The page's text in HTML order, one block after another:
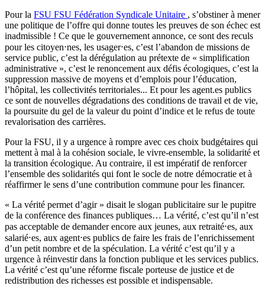
Pour la FSU FSU Fédération Syndicale Unitaire , s’obstiner à mener
une politique de l’offre qui donne toutes les preuves de son échec est
inadmissible ! Ce que le gouvernement annonce, ce sont des reculs
pour les citoyen⋅nes, les usager⋅es, c’est l’abandon de missions de
service public, c’est la dérégulation au prétexte de « simplification
administrative », c’est le renoncement aux défis écologiques, c’est la
suppression massive de moyens et d’emplois pour l’éducation,
l’hôpital, les collectivités territoriales... Et pour les agent.es publics
ce sont de nouvelles dégradations des conditions de travail et de vie,
la poursuite du gel de la valeur du point d’indice et le refus de toute
revalorisation des carrières.
Pour la FSU, il y a urgence à rompre avec ces choix budgétaires qui
mettent à mal à la cohésion sociale, le vivre-ensemble, la solidarité et
la transition écologique. Au contraire, il est impératif de renforcer
l’ensemble des solidarités qui font le socle de notre démocratie et à
réaffirmer le sens d’une contribution commune pour les financer.
« La vérité permet d’agir » disait le slogan publicitaire sur le pupitre
de la conférence des finances publiques… La vérité, c’est qu’il n’est
pas acceptable de demander encore aux jeunes, aux retraité⋅es, aux
salarié⋅es, aux agent⋅es publics de faire les frais de l’enrichissement
d’un petit nombre et de la spéculation. La vérité c’est qu’il y a
urgence à réinvestir dans la fonction publique et les services publics.
La vérité c’est qu’une réforme fiscale porteuse de justice et de
redistribution des richesses est possible et indispensable.